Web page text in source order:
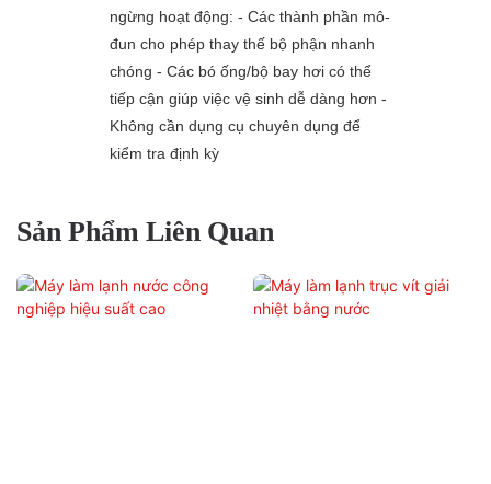
ngừng hoạt động: - Các thành phần mô-
đun cho phép thay thế bộ phận nhanh
chóng - Các bó ống/bộ bay hơi có thể
tiếp cận giúp việc vệ sinh dễ dàng hơn -
Không cần dụng cụ chuyên dụng để
kiểm tra định kỳ
Sản Phẩm Liên Quan